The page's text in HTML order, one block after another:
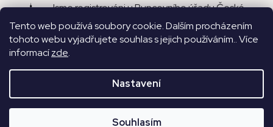
Tento web používá soubory cookie. Dalším procházením
tohoto webu vyjadřujete souhlas s jejich používáním.. Více
informacízde.
Nastavení
Souhlasím
Jsme registrováni u Puncovního úřadu České
republiky pod číslem 16087.
Vytvořil Shoptet
Copyright 2026Aume. Všechna práva vyhrazena.